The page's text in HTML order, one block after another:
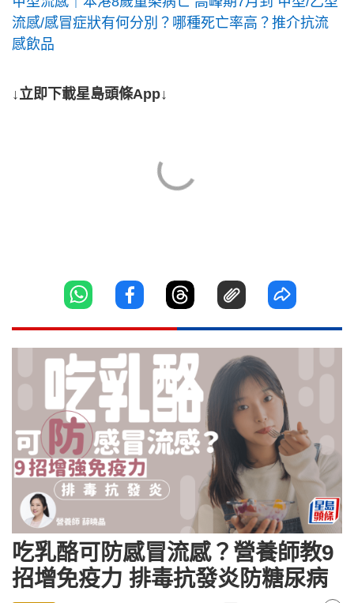
流感/感冒症狀有何分別？哪種死亡率高？推介抗流
感飲品
↓立即下載星島頭條App↓
吃乳酪可防感冒流感？營養師教9
招增免疫力 排毒抗發炎防糖尿病